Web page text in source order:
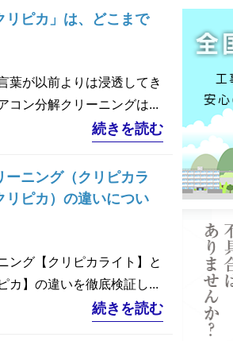
リピカ」は、どこまで
葉が以前よりは浸透してき
コン分解クリーニングは...
続きを読む
ニング（クリピカラ
リピカ）の違いについ
ング【クリピカライト】と
カ】の違いを徹底検証し...
続きを読む